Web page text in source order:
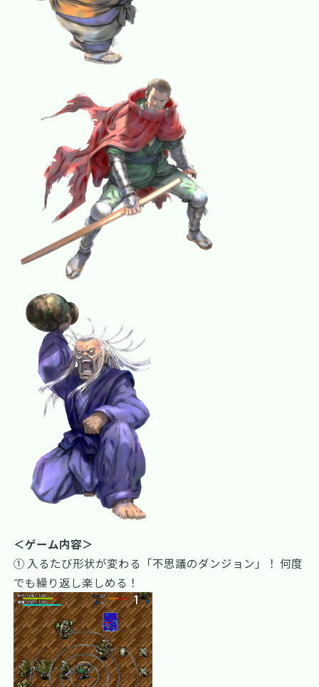
＜ゲーム内容＞
① 入るたび形状が変わる「不思議のダンジョン」！ 何度
でも繰り返し楽しめる！